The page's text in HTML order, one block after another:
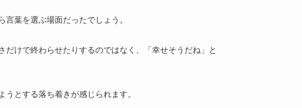
葉を選ぶ場面だったでしょう。
けで終わらせたりするのではなく、「幸せそうだね」と
とする落ち着きが感じられます。